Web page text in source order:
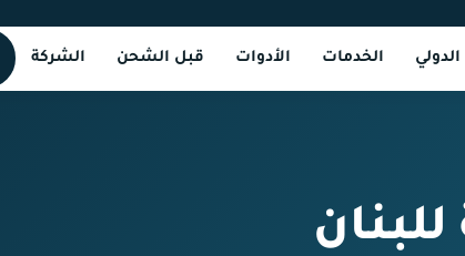
الخدمات الأدوات قبل الشحن الشركة